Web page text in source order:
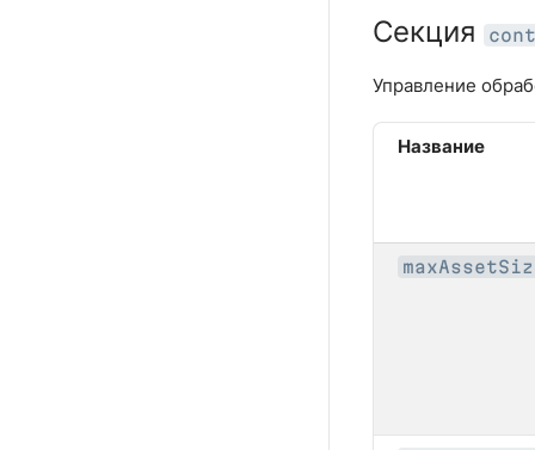
Секция
Управление
Название